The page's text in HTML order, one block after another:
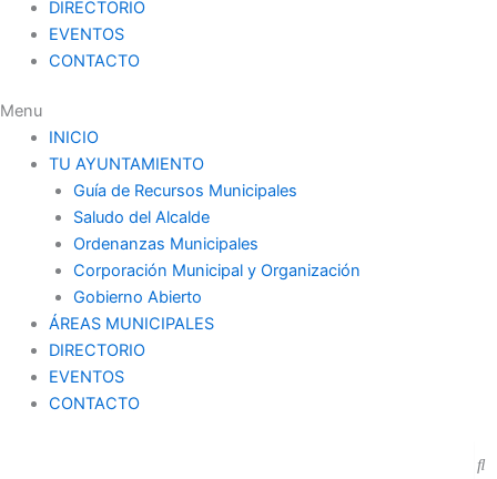
DIRECTORIO
EVENTOS
CONTACTO
Menu
INICIO
TU AYUNTAMIENTO
Guía de Recursos Municipales
Saludo del Alcalde
Ordenanzas Municipales
Corporación Municipal y Organización
Gobierno Abierto
ÁREAS MUNICIPALES
DIRECTORIO
EVENTOS
CONTACTO